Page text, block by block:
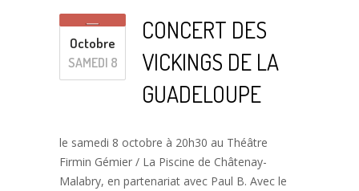
Octobre
SAMEDI 8
CONCERT DES
VICKINGS DE LA
GUADELOUPE
le samedi 8 octobre à 20h30 au Théâtre
Firmin Gémier / La Piscine de Châtenay-
Malabry, en partenariat avec Paul B. Avec le